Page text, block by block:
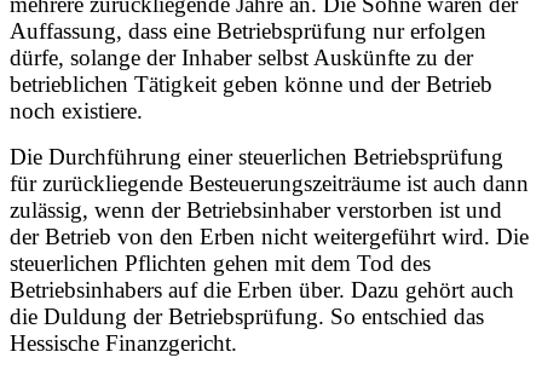
Auffassung, dass eine Betriebsprüfung nur erfolgen
dürfe, solange der Inhaber selbst Auskünfte zu der
betrieblichen Tätigkeit geben könne und der Betrieb
noch existiere.
Die Durchführung einer steuerlichen Betriebsprüfung
für zurückliegende Besteuerungszeiträume ist auch dann
zulässig, wenn der Betriebsinhaber verstorben ist und
der Betrieb von den Erben nicht weitergeführt wird. Die
steuerlichen Pflichten gehen mit dem Tod des
Betriebsinhabers auf die Erben über. Dazu gehört auch
die Duldung der Betriebsprüfung. So entschied das
Hessische Finanzgericht.